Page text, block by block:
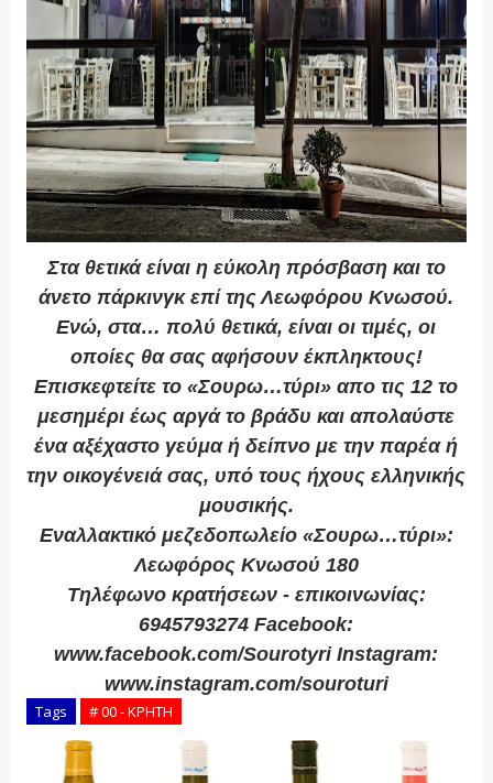
Στα θετικά είναι η εύκολη πρόσβαση και το
άνετο πάρκινγκ επί της Λεωφόρου Κνωσού.
Ενώ, στα… πολύ θετικά, είναι οι τιμές, οι
οποίες θα σας αφήσουν έκπληκτους!
Επισκεφτείτε το «Σουρω…τύρι» απο τις 12 το
μεσημέρι έως αργά το βράδυ και απολαύστε
ένα αξέχαστο γεύμα ή δείπνο με την παρέα ή
την οικογένειά σας, υπό τους ήχους ελληνικής
μουσικής.
Εναλλακτικό μεζεδοπωλείο «Σουρω…τύρι»:
Λεωφόρος Κνωσού 180
Τηλέφωνο κρατήσεων - επικοινωνίας:
6945793274 Facebook:
www.facebook.com/Sourotyri Instagram:
www.instagram.com/souroturi
Tags # 00 - ΚΡΗΤΗ